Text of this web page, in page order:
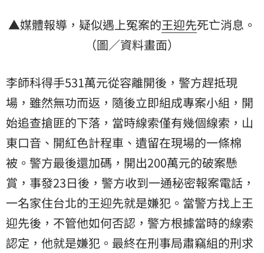
▲媒體報導，疑似遇上冤案的王迎先死亡消息。
（圖／資料畫面）
李師科得手531萬元從容離開後，警方趕抵現
場，雖然無功而返，隨後立即組成專案小組，開
始追查搶匪的下落，當時線索僅有幾個線索，山
東口音、開紅色計程車、遺留在現場的一條棉
被。警方最後還加碼，開出200萬元的破案懸
賞，事發23日後，警方收到一通秘密報案電話，
一名家住台北的王迎先就是嫌犯。當警方找上王
迎先後，不管他如何否認，警方根據當時的線索
認定，他就是嫌犯。最終在刑事局肅竊組的刑求